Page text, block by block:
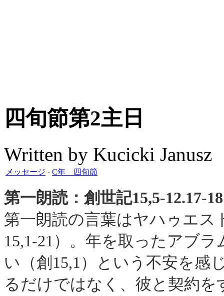
四旬節第2主日
Written by Kucicki Janusz
メッセージ - C年 四旬節
第一朗読：創世記15,5-12.17-18
第一朗読の言葉はヤハゥエス
15,1-21）。年を取ったアブ
い（創15,1）という不安を感
るだけではなく、彼と契約を